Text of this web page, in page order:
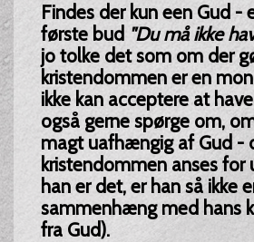
Findes der kun een Gud -
første bud "Du må ikke
jo tolke det som om der
kristendommen er en
ikke kan acceptere at
også gerne spørge om,
magt uafhængig af Gud -
kristendommen anses
han er det, er han så ikke
sammenhæng med hans
fra Gud).